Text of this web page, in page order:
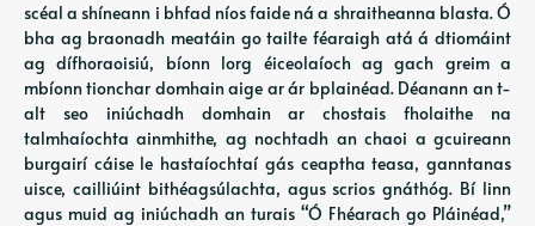
scéal a shíneann i bhfad níos faide ná a shraitheanna blasta. Ó
bha ag braonadh meatáin go tailte féaraigh atá á dtiomáint
ag dífhoraoisiú, bíonn lorg éiceolaíoch ag gach greim a
mbíonn tionchar domhain aige ar ár bplainéad. Déanann an t-
alt seo iniúchadh domhain ar chostais fholaithe na
talmhaíochta ainmhithe, ag nochtadh an chaoi a gcuireann
burgairí cáise le hastaíochtaí gás ceaptha teasa, ganntanas
uisce, cailliúint bithéagsúlachta, agus scrios gnáthóg. Bí linn
agus muid ag iniúchadh an turais “Ó Fhéarach go Pláinéad,”